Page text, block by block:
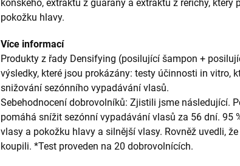
koňského, extraktu z guarany a extraktu z řeřichy,
pokožku hlavy.
Více informací
Produkty z řady Densifying (posilující šampon +
výsledky, které jsou prokázány: testy účinnosti in vitro,
snižování sezónního vypadávání vlasů.
Sebehodnocení dobrovolníků: Zjistili jsme následující.
pomáhá snížit sezónní vypadávání vlasů za 56 dní. 95
vlasy a pokožku hlavy a silnější vlasy. Rovněž uvedli,
koupili. *Test proveden na 20 dobrovolnících.